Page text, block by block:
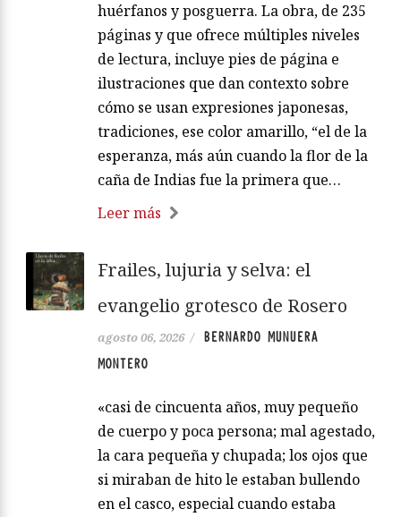
huérfanos y posguerra. La obra, de 235
páginas y que ofrece múltiples niveles
de lectura, incluye pies de página e
ilustraciones que dan contexto sobre
cómo se usan expresiones japonesas,
tradiciones, ese color amarillo, “el de la
esperanza, más aún cuando la flor de la
caña de Indias fue la primera que…
Leer más
Frailes, lujuria y selva: el
evangelio grotesco de Rosero
agosto 06, 2026 /
BERNARDO MUNUERA
MONTERO
«casi de cincuenta años, muy pequeño
de cuerpo y poca persona; mal agestado,
la cara pequeña y chupada; los ojos que
si miraban de hito le estaban bullendo
en el casco, especial cuando estaba